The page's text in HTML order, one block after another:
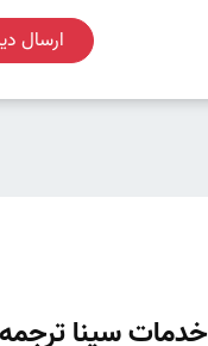
ارسال
خدمات سینا ترجمه